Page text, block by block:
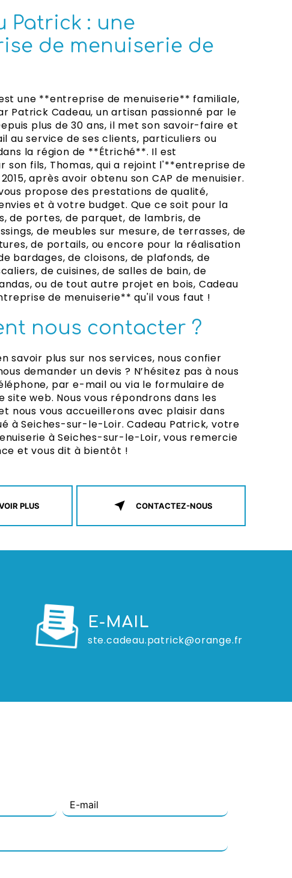
Patrick : une
de menuiserie de
une **entreprise de menuiserie** familiale,
Patrick Cadeau, un artisan passionné par le
plus de 30 ans, il met son savoir-faire et
au service de ses clients, particuliers ou
la région de **Étriché**. Il est
son fils, Thomas, qui a rejoint l'**entreprise de
après avoir obtenu son CAP de menuisier.
propose des prestations de qualité,
et à votre budget. Que ce soit pour la
de portes, de parquet, de lambris, de
de meubles sur mesure, de terrasses, de
de portails, ou encore pour la réalisation
bardages, de cloisons, de plafonds, de
de cuisines, de salles de bain, de
ou de tout autre projet en bois, Cadeau
de menuiserie** qu'il vous faut !
nous contacter ?
savoir plus sur nos services, nous confier
demander un devis ? N’hésitez pas à nous
par e-mail ou via le formulaire de
web. Nous vous répondrons dans les
nous vous accueillerons avec plaisir dans
à Seiches-sur-le-Loir. Cadeau Patrick, votre
à Seiches-sur-le-Loir, vous remercie
et vous dit à bientôt !
PLUS CONTACTEZ-NOUS
E-MAIL
ste.cadeau.patrick@orange.fr